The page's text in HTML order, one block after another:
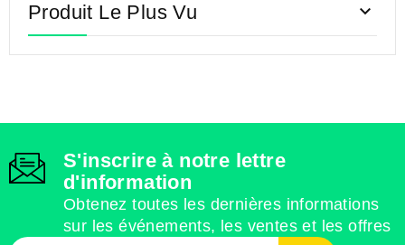
Produit Le Plus Vu 
S'inscrire à notre lettre
d'information
Obtenez toutes les dernières informations
sur les événements, les ventes et les offres